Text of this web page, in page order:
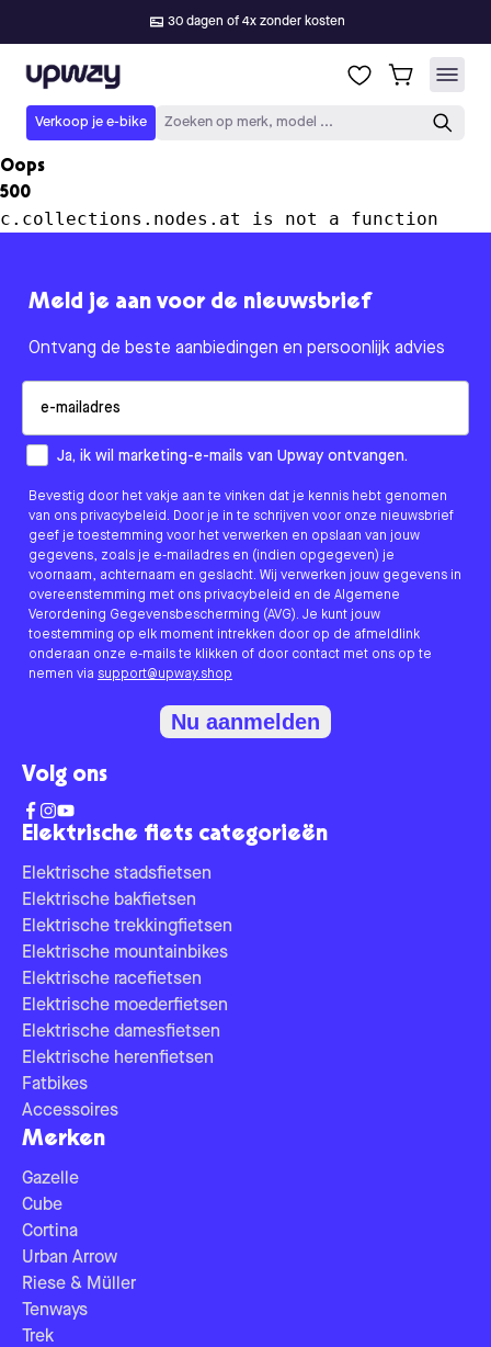
30 dagen of 4x zonder kosten
Upway
Verkoop je e-bike Zoeken op merk, model ...
Oops
500
c.collections.nodes.at is not a function
Elektrische fiets categorieën
Elektrische stadsfietsen
Elektrische bakfietsen
Elektrische trekkingfietsen
Elektrische mountainbikes
Elektrische racefietsen
Elektrische moederfietsen
Elektrische damesfietsen
Elektrische herenfietsen
Fatbikes
Accessoires
Merken
Gazelle
Cube
Cortina
Urban Arrow
Riese & Müller
Tenways
Trek
Meld je aan voor de nieuwsbrief
Ontvang de beste aanbiedingen en persoonlijk advies
How would you like to hear from us?
Ja, ik wil marketing-e-mails van Upway ontvangen.
Bevestig door het vakje aan te vinken dat je kennis hebt genomen
van ons privacybeleid. Door je in te schrijven voor onze nieuwsbrief
geef je toestemming voor het verwerken en opslaan van jouw
gegevens, zoals je e-mailadres en (indien opgegeven) je
voornaam, achternaam en geslacht. Wij verwerken jouw gegevens in
overeenstemming met ons privacybeleid en de Algemene
Verordening Gegevensbescherming (AVG). Je kunt jouw
toestemming op elk moment intrekken door op de afmeldlink
onderaan onze e-mails te klikken of door contact met ons op te
nemen via support@upway.shop
Nu aanmelden
Volg ons